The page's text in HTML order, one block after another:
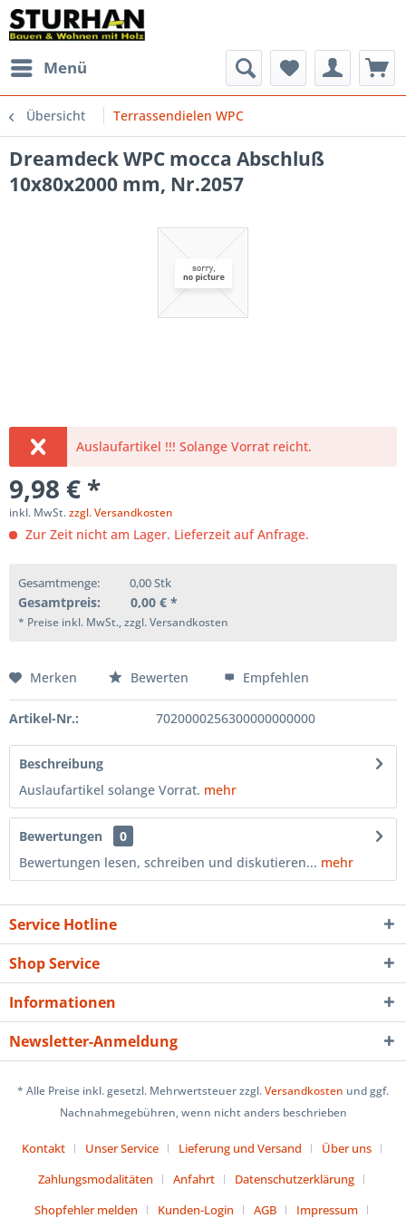
Menü
Übersicht Terrassendielen WPC
Dreamdeck WPC mocca Abschluß
10x80x2000 mm, Nr.2057
Auslaufartikel !!! Solange Vorrat reicht.
9,98 € *
inkl. MwSt.zzgl. Versandkosten
Zur Zeit nicht am Lager. Lieferzeit auf Anfrage.
Gesamtmenge: 0,00Stk
Gesamtpreis: 0,00 € *
* Preise inkl. MwSt., zzgl. Versandkosten
Merken Bewerten Empfehlen
Artikel-Nr.: 7020000256300000000000
Beschreibung
Auslaufartikel solange Vorrat. mehr
Bewertungen
0
Bewertungen lesen, schreiben und diskutieren... mehr
Service Hotline
Shop Service
Informationen
Newsletter-Anmeldung
* Alle Preise inkl. gesetzl. Mehrwertsteuer zzgl.Versandkosten und ggf.
Nachnahmegebühren, wenn nicht anders beschrieben
Kontakt Unser Service Lieferung und Versand
Über uns
Zahlungsmodalitäten
Anfahrt
Datenschutzerklärung
Shopfehler melden
Kunden-Login AGB Impressum